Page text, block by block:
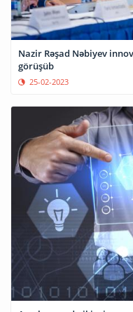
Nazir Rəşad Nəbiyev
görüşüb
25-02-2023